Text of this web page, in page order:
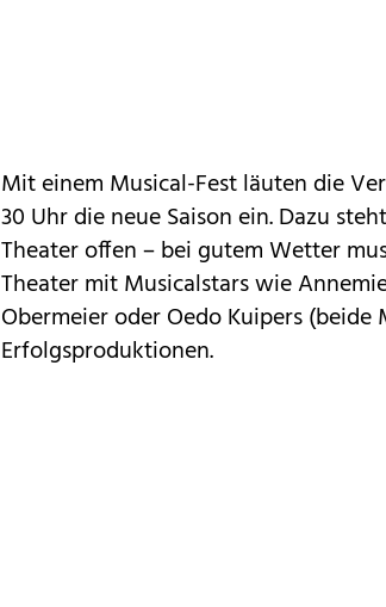
Mit einem Musical-Fest läuten die
30 Uhr die neue Saison ein. Dazu
Theater offen – bei gutem Wetter
Theater mit Musicalstars wie
Obermeier oder Oedo Kuipers (beide
Erfolgsproduktionen.